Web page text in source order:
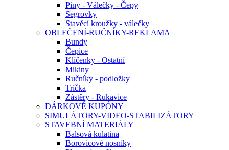
Piny - Válečky - Čepy
Segrovky
Stavěcí kroužky - válečky
OBLEČENÍ-RUČNÍKY-REKLAMA
Bundy
Čepice
Klíčenky - Ostatní
Mikiny
Ručníky - podložky
Trička
Zástěry - Rukavice
DÁRKOVÉ KUPÓNY
SIMULÁTORY-VIDEO-STABILIZÁTORY
STAVEBNÍ MATERIÁLY
Balsová kulatina
Borovicové nosníky